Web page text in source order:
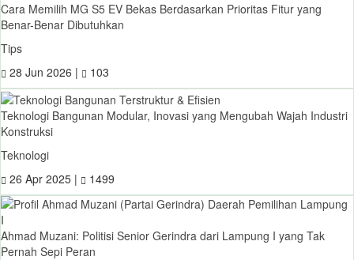
Cara Memilih MG S5 EV Bekas Berdasarkan Prioritas Fitur yang
Benar-Benar Dibutuhkan
Tips
28 Jun 2026 |
103
Teknologi Bangunan Modular, Inovasi yang Mengubah Wajah Industri
Konstruksi
Teknologi
26 Apr 2025 |
1499
Ahmad Muzani: Politisi Senior Gerindra dari Lampung I yang Tak
Pernah Sepi Peran